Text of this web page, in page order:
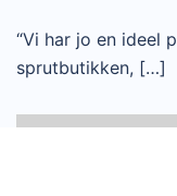
“Vi har jo en ideel
sprutbutikken, […]